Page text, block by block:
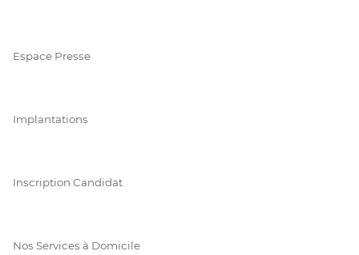
Espace Presse
Implantations
Inscription Candidat
Nos Services à Domicile